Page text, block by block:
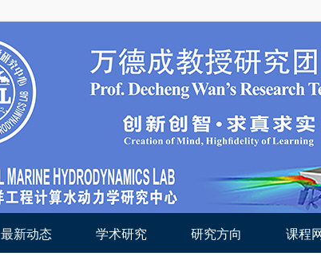
最新动态 学术研究 研究方向 课程